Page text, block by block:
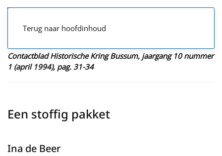
Terug naar hoofdinhoud
Contactblad Historische Kring Bussum, jaargang 10 nummer
1 (april 1994), pag. 31-34
Een stoffig pakket
Ina de Beer